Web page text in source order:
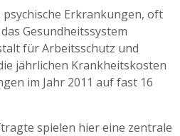
Erkrankungen, oft
Gesundheitssystem
für Arbeitsschutz und
jährlichen Krankheitskosten
im Jahr 2011 auf fast 16
spielen hier eine zentrale